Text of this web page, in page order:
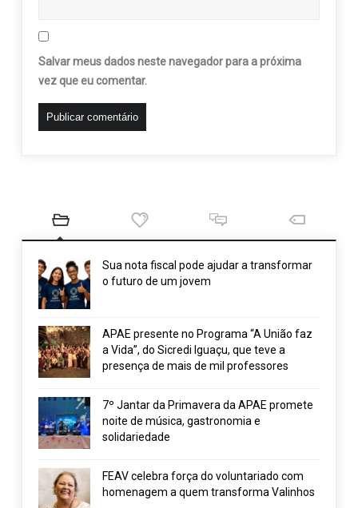
Salvar meus dados neste navegador para a próxima
vez que eu comentar.
Sua nota fiscal pode ajudar a transformar
o futuro de um jovem
APAE presente no Programa “A União faz
a Vida”, do Sicredi Iguaçu, que teve a
presença de mais de mil professores
7º Jantar da Primavera da APAE promete
noite de música, gastronomia e
solidariedade
FEAV celebra força do voluntariado com
homenagem a quem transforma Valinhos